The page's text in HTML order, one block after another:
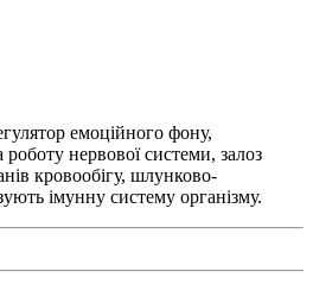
емоційного фону,
нервової системи, залоз
кровообігу, шлунково-
імунну систему організму.